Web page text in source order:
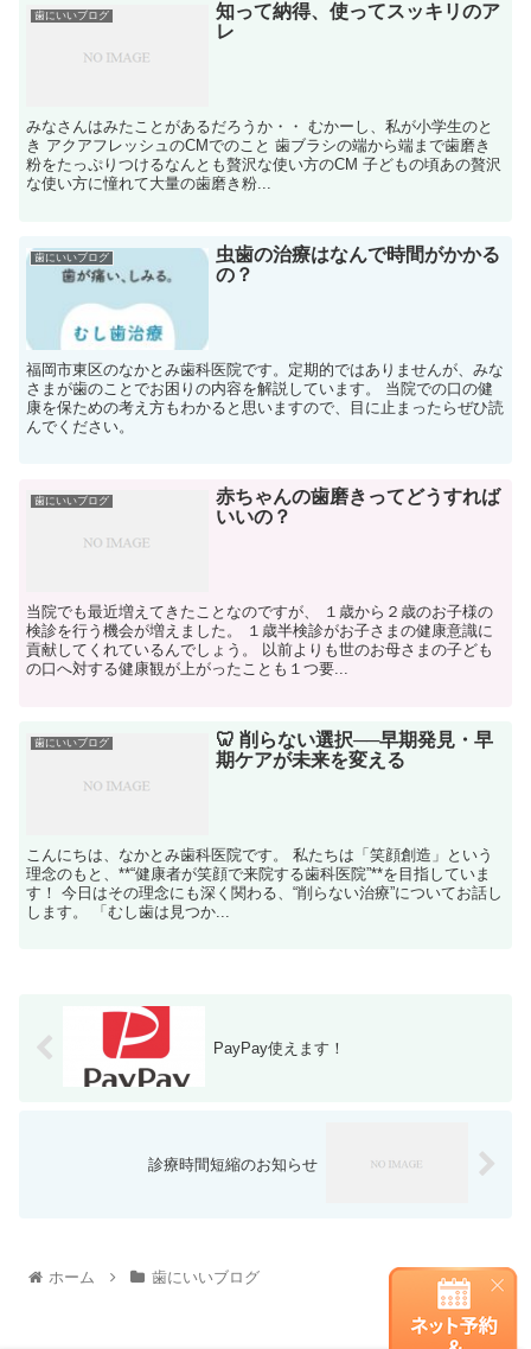
歯にいいブログ
知って納得、使ってスッキリのア
レ
みなさんはみたことがあるだろうか・・ むかーし、私が小学生のと
き アクアフレッシュのCMでのこと 歯ブラシの端から端まで歯磨き
粉をたっぷりつけるなんとも贅沢な使い方のCM 子どもの頃あの贅沢
な使い方に憧れて大量の歯磨き粉...
歯にいいブログ
虫歯の治療はなんで時間がかかる
の？
福岡市東区のなかとみ歯科医院です。定期的ではありませんが、みな
さまが歯のことでお困りの内容を解説しています。 当院での口の健
康を保ための考え方もわかると思いますので、目に止まったらぜひ読
んでください。
歯にいいブログ
赤ちゃんの歯磨きってどうすれば
いいの？
当院でも最近増えてきたことなのですが、 １歳から２歳のお子様の
検診を行う機会が増えました。 １歳半検診がお子さまの健康意識に
貢献してくれているんでしょう。 以前よりも世のお母さまの子ども
の口へ対する健康観が上がったことも１つ要...
歯にいいブログ
🦷 削らない選択──早期発見・早
期ケアが未来を変える
こんにちは、なかとみ歯科医院です。 私たちは「笑顔創造」という
理念のもと、**“健康者が笑顔で来院する歯科医院”**を目指していま
す！ 今日はその理念にも深く関わる、“削らない治療”についてお話し
します。 「むし歯は見つか...
PayPay使えます！
診療時間短縮のお知らせ
ホーム 歯にいいブログ